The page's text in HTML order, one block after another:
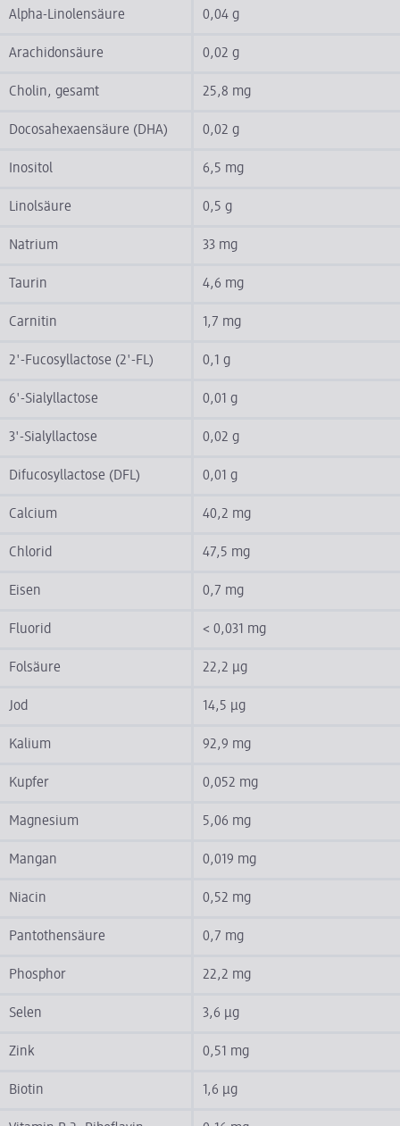
Alpha-Linolensäure 0,04 g
Arachidonsäure 0,02 g
Cholin, gesamt 25,8 mg
Docosahexaensäure (DHA) 0,02 g
Inositol 6,5 mg
Linolsäure 0,5 g
Natrium 33 mg
Taurin 4,6 mg
Carnitin 1,7 mg
2'-Fucosyllactose (2'-FL) 0,1 g
6'-Sialyllactose 0,01 g
3'-Sialyllactose 0,02 g
Difucosyllactose (DFL) 0,01 g
Calcium 40,2 mg
Chlorid 47,5 mg
Eisen 0,7 mg
Fluorid < 0,031 mg
Folsäure 22,2 µg
Jod 14,5 µg
Kalium 92,9 mg
Kupfer 0,052 mg
Magnesium 5,06 mg
Mangan 0,019 mg
Niacin 0,52 mg
Pantothensäure 0,7 mg
Phosphor 22,2 mg
Selen 3,6 µg
Zink 0,51 mg
Biotin 1,6 µg